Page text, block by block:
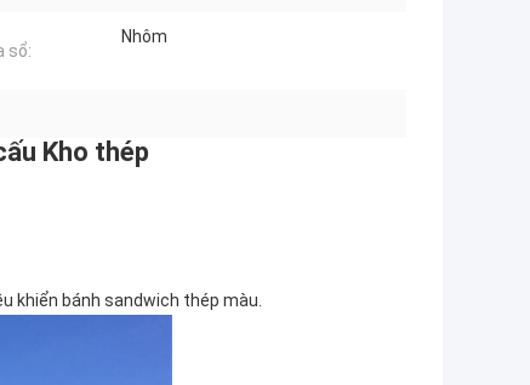
sổ:
Nhôm
Kho thép
khiển bánh sandwich thép màu.